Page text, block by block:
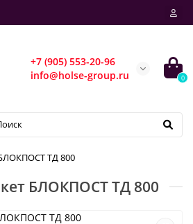
+7 (905) 553-20-96
info@holse-group.ru
0
ТД 800
БЛОКПОСТ ТД 800